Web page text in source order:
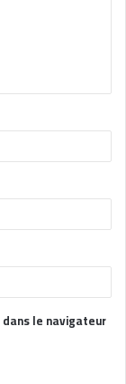
le navigateur